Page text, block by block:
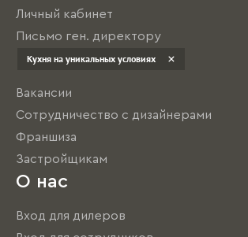
Личный кабинет
Письмо ген. директору
Бизнесу
Вакансии
Сотрудничество с дизайнерами
Франшиза
Застройщикам
О нас
Вход для дилеров
Кухня на уникальных условиях